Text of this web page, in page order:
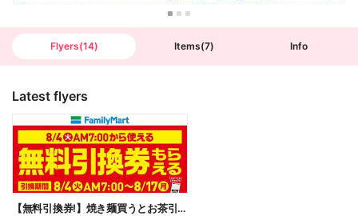
Flyers(14) Items(7) Info
Latest flyers
【無料引換券!】焼き麺買うとお茶引換券貰える!